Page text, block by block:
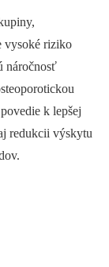
vysoké riziko
náročnosť
k lepšej
redukcii výskytu